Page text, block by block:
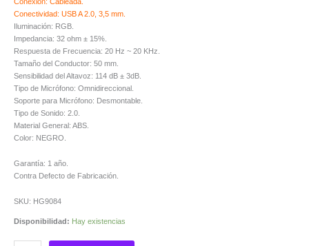
Conectividad: USB A 2.0, 3,5 mm.
Iluminación: RGB.
Impedancia: 32 ohm ± 15%.
Respuesta de Frecuencia: 20 Hz ~ 20 KHz.
Tamaño del Conductor: 50 mm.
Sensibilidad del Altavoz: 114 dB ± 3dB.
Tipo de Micrófono: Omnidireccional.
Soporte para Micrófono: Desmontable.
Tipo de Sonido: 2.0.
Material General: ABS.
Color: NEGRO.
Garantía: 1 año.
Contra Defecto de Fabricación.
SKU: HG9084
Disponibilidad: Hay existencias